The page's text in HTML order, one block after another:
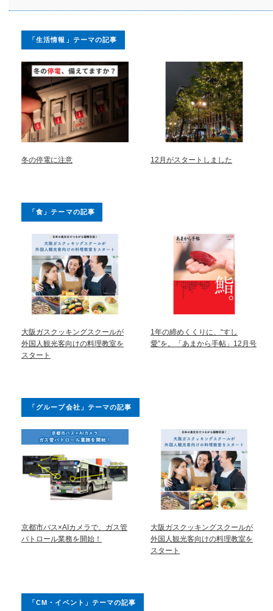
「生活情報」テーマの記事
冬の停電に注意 12月がスタートしました
「食」テーマの記事
大阪ガスクッキングスクールが
外国人観光客向けの料理教室を
スタート
1年の締めくくりに、“すし
愛”を。「あまから手帖」12月号
「グループ会社」テーマの記事
京都市バス×AIカメラで、ガス管
パトロール業務を開始！
大阪ガスクッキングスクールが
外国人観光客向けの料理教室を
スタート
「CM・イベント」テーマの記事